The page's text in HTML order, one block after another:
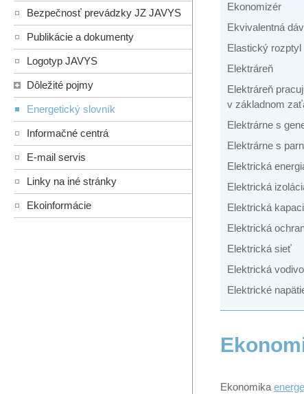
Bezpečnosť prevádzky JZ JAVYS
Publikácie a dokumenty
Logotyp JAVYS
Dôležité pojmy
Energetický slovník
Informačné centrá
E-mail servis
Linky na iné stránky
Ekoinformácie
Ekonomizér
Ekvivalentná
Elastický rozptyl
Elektráreň
Elektráreň
v základnom
Elektrárne s
Elektrárne s
Elektrická
Elektrická
Elektrická
Elektrická
Elektrická sieť
Elektrická
Elektrické
Ekonomika